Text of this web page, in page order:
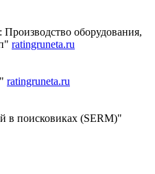
оборудования,
ratingruneta.ru
ratingruneta.ru
в поисковиках (SERM)"